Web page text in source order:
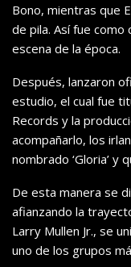
Bono, mientras que
de pila. Así fue como
escena de la época.
Después, lanzaron
estudio, el cual fue
Records y la
acompañarlo, los
nombrado ‘Gloria’ y
De esta manera se
afianzando la
Larry Mullen Jr., se
uno de los grupos